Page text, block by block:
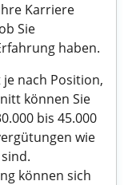
Karriere
Sie
haben.
nach Position,
können Sie
bis 45.000
wie
können sich